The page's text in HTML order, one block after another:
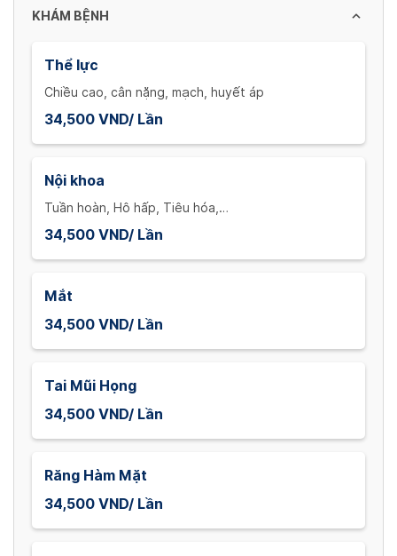
KHÁM BỆNH
Thể lực
Chiều cao, cân nặng, mạch, huyết áp
34,500 VND/ Lần
Nội khoa
Tuần hoàn, Hô hấp, Tiêu hóa,…
34,500 VND/ Lần
Mắt
34,500 VND/ Lần
Tai Mũi Họng
34,500 VND/ Lần
Răng Hàm Mặt
34,500 VND/ Lần